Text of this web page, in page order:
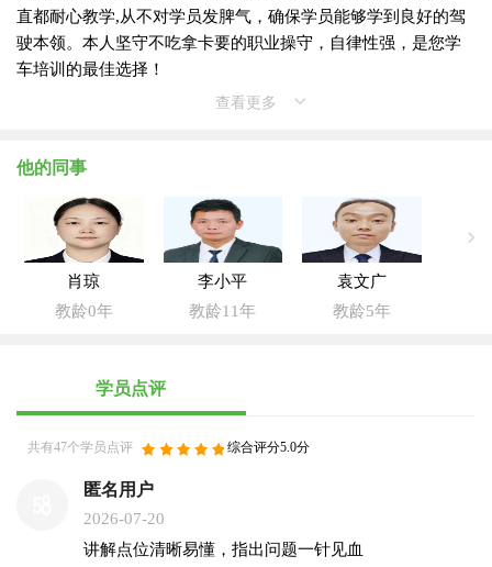
直都耐心教学,从不对学员发脾气，确保学员能够学到良好的驾
驶本领。本人坚守不吃拿卡要的职业操守，自律性强，是您学
车培训的最佳选择！
查看更多
他的同事
肖琼
教龄0年
李小平
教龄11年
袁文广
教龄5年
学员点评
共有47个学员点评 综合评分5.0分
匿名用户
2026-07-20
讲解点位清晰易懂，指出问题一针见血